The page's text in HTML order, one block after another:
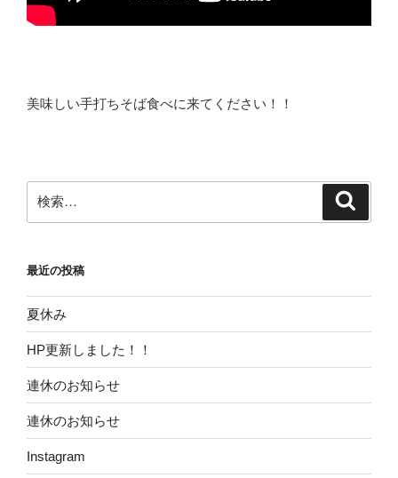
美味しい手打ちそば食べに来てください！！
索:
最近の投稿
夏休み
HP更新しました！！
連休のお知らせ
連休のお知らせ
Instagram